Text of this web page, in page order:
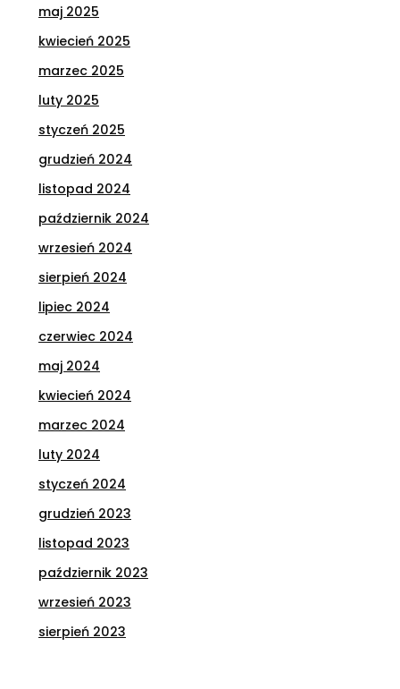
maj 2025
kwiecień 2025
marzec 2025
luty 2025
styczeń 2025
grudzień 2024
listopad 2024
październik 2024
wrzesień 2024
sierpień 2024
lipiec 2024
czerwiec 2024
maj 2024
kwiecień 2024
marzec 2024
luty 2024
styczeń 2024
grudzień 2023
listopad 2023
październik 2023
wrzesień 2023
sierpień 2023